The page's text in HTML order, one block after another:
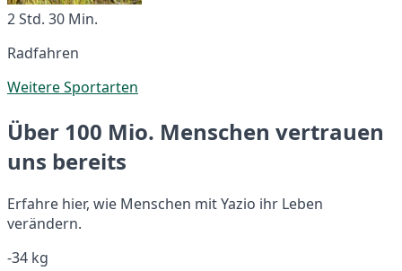
2 Std. 30 Min.
Radfahren
Weitere Sportarten
Über 100 Mio. Menschen vertrauen
uns bereits
Erfahre hier, wie Menschen mit Yazio ihr Leben
verändern.
-34 kg